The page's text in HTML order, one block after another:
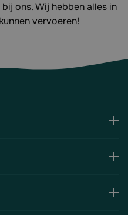
bij ons. Wij hebben alles in
vervoeren!